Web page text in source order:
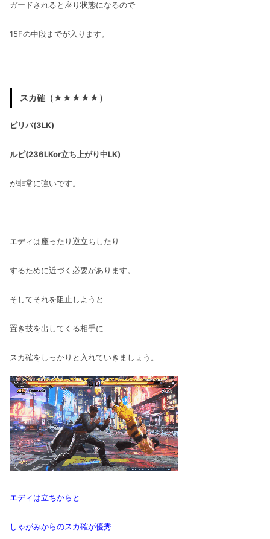
ガードされると座り状態になるので
15Fの中段までが入ります。
スカ確（★★★★★）
ビリバ(3LK)
ルピ(236LKor立ち上がり中LK)
が非常に強いです。
エディは座ったり逆立ちしたり
するために近づく必要があります。
そしてそれを阻止しようと
置き技を出してくる相手に
スカ確をしっかりと入れていきましょう。
エディは立ちからと
しゃがみからのスカ確が優秀